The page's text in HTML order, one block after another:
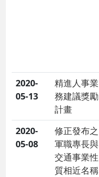
2020-
05-13
精進人事業
務建議獎勵
計畫
2020-
05-08
修正發布之
軍職專長與
交通事業性
質相近名稱